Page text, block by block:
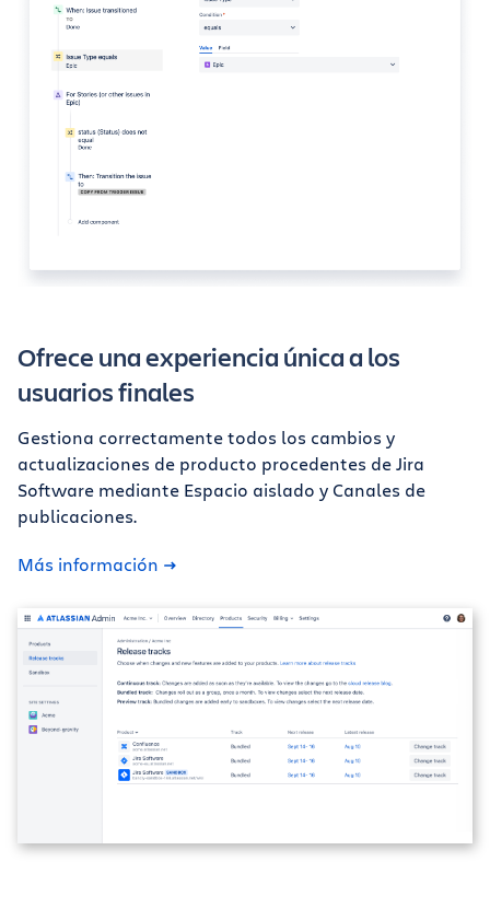
Ofrece una experiencia única a los
usuarios finales
Gestiona correctamente todos los cambios y
actualizaciones de producto procedentes de Jira
Software mediante Espacio aislado y Canales de
publicaciones.
Más información